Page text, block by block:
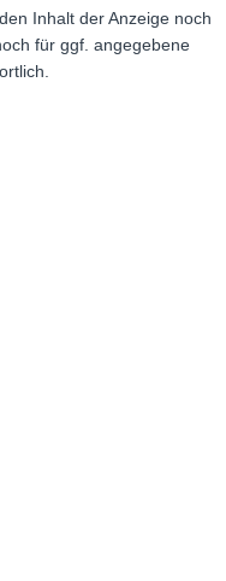
Inhalt der Anzeige noch
für ggf. angegebene